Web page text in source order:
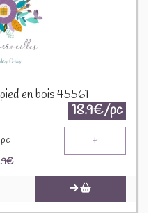
en bois 45561
18.9€/pc
pc +
€